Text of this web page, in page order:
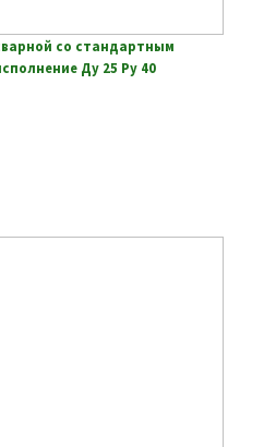
со стандартным
Ду 25 Ру 40